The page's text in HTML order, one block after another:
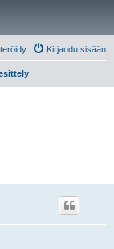
Kirjaudu sisään